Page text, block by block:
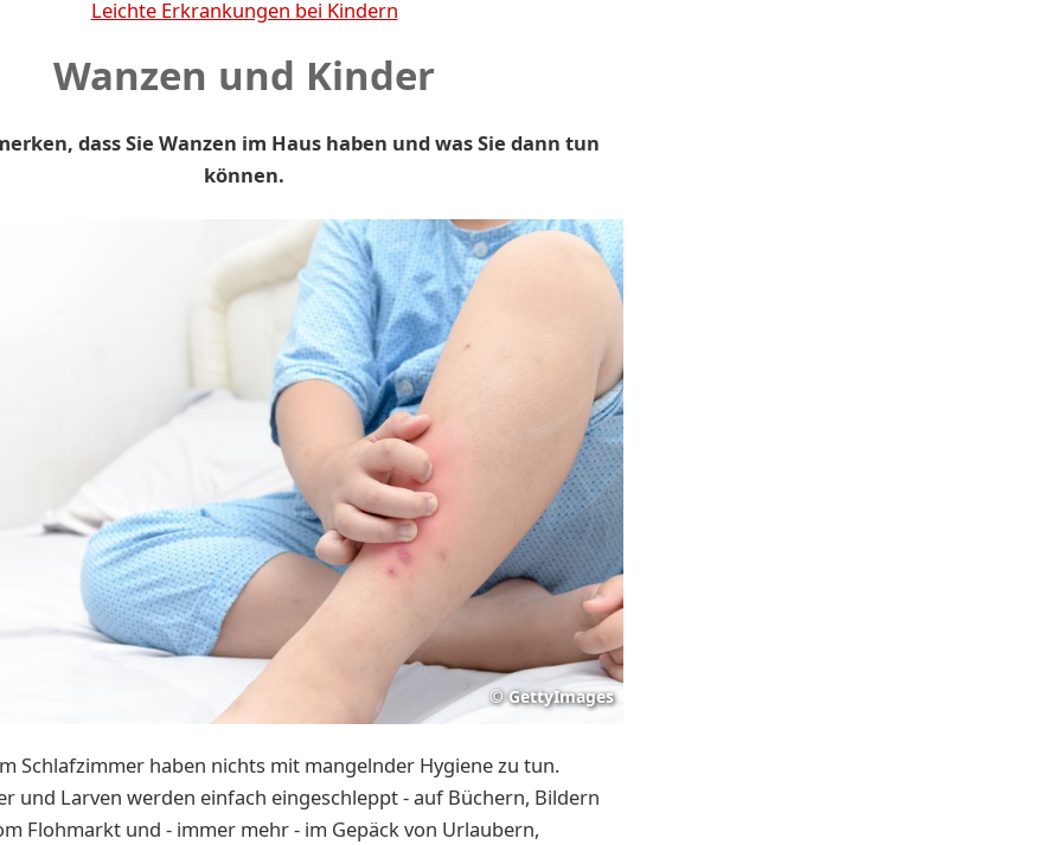
Leichte Erkrankungen bei Kindern
Wanzen und Kinder
dass Sie Wanzen im Haus haben und was Sie dann tun
können.
© GettyImages
Schlafzimmer haben nichts mit mangelnder Hygiene zu tun.
und Larven werden einfach eingeschleppt - auf Büchern, Bildern
Flohmarkt und - immer mehr - im Gepäck von Urlaubern,